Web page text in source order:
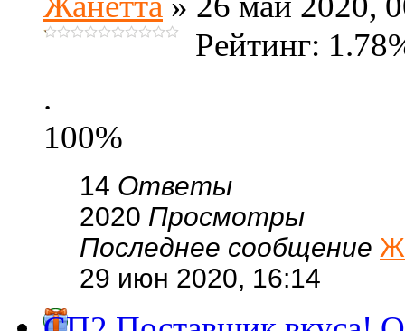
Рейтинг:
.
100%
14 Ответы
2020 Просмотры
Последнее сообщение
29 июн 2020, 16:14